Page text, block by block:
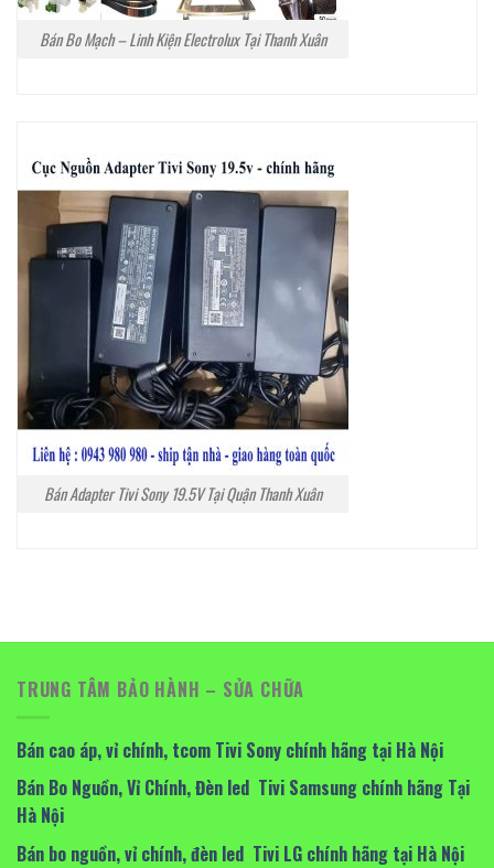
Bán Bo Mạch – Linh Kiện Electrolux Tại Thanh Xuân
Bán Adapter Tivi Sony 19.5V Tại Quận Thanh Xuân
TRUNG TÂM BẢO HÀNH – SỬA CHỮA
Bán cao áp, vỉ chính, tcom Tivi Sony chính hãng tại Hà Nội
Bán Bo Nguồn, Vỉ Chính, Đèn led Tivi Samsung chính hãng Tại
Hà Nội
Bán bo nguồn, vỉ chính, đèn led Tivi LG chính hãng tại Hà Nội